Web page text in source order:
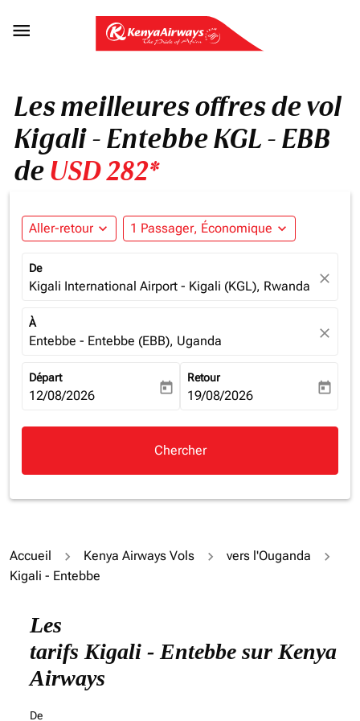

Les meilleures offres de vol
Kigali - Entebbe KGL - EBB
deUSD 282*
Aller-retour expand_more 1 Passager, Économique expand_more
De
Kigali International Airport - Kigali (KGL), Rwanda close
À
Entebbe - Entebbe (EBB), Uganda close
Départ
fc-booking-departure-date-aria-label
12/08/2026 today
Retour
fc-booking-return-date-aria-
19/08/2026 today
Chercher
Accueil Kenya Airways Vols
vers l'Ouganda
Kigali - Entebbe
Les
tarifs Kigali - Entebbe sur Kenya
Airways
De